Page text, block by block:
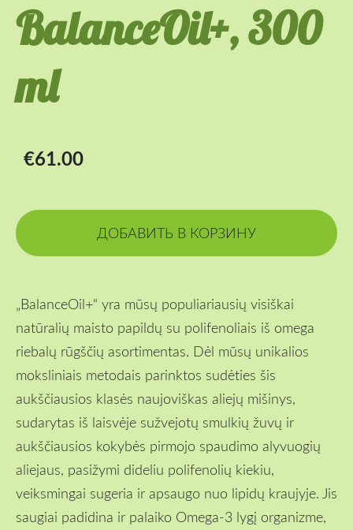
BalanceOil+, 300
ml
€61.00
ДОБАВИТЬ В КОРЗИНУ
„BalanceOil+“ yra mūsų populiariausių visiškai
natūralių maisto papildų su polifenoliais iš omega
riebalų rūgščių asortimentas. Dėl mūsų unikalios
moksliniais metodais parinktos sudėties šis
aukščiausios klasės naujoviškas aliejų mišinys,
sudarytas iš laisvėje sužvejotų smulkių žuvų ir
aukščiausios kokybės pirmojo spaudimo alyvuogių
aliejaus, pasižymi dideliu polifenolių kiekiu,
veiksmingai sugeria ir apsaugo nuo lipidų kraujyje. Jis
saugiai padidina ir palaiko Omega-3 lygį organizme,